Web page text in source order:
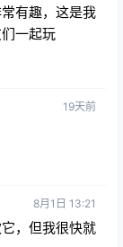
一起玩
，但我很快就